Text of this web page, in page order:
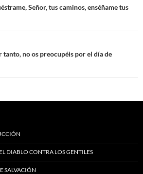
Señor, tus caminos, enséñame tus
no os preocupéis por el día de
DIABLO CONTRA LOS GENTILES
SALVACIÓN